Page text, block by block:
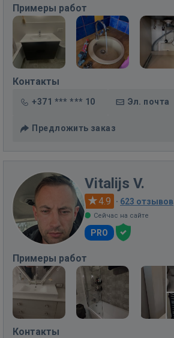
Примеры работ
Контакты
+371 *** *** 10 Эл. почта
Предложить заказ
Vitalijs V.
4.9 · 623 отзывов
Сейчас на сайте
PRO
Примеры работ
Контакты